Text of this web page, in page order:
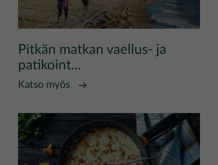
Pitkän matkan vaellus- ja
patikoint...
Katso myös